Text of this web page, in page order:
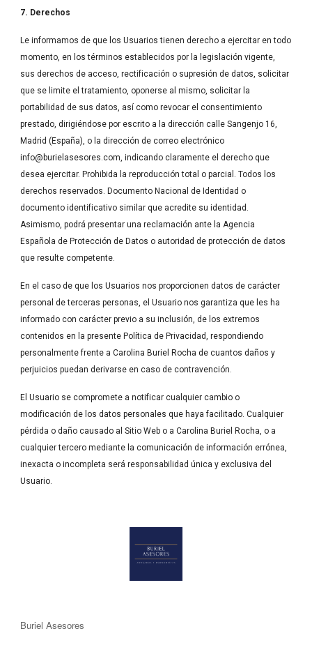
7. Derechos
Le informamos de que los Usuarios tienen derecho a ejercitar en todo
momento, en los términos establecidos por la legislación vigente,
sus derechos de acceso, rectificación o supresión de datos, solicitar
que se limite el tratamiento, oponerse al mismo, solicitar la
portabilidad de sus datos, así como revocar el consentimiento
prestado, dirigiéndose por escrito a la dirección calle Sangenjo 16,
Madrid (España), o la dirección de correo electrónico
info@burielasesores.com, indicando claramente el derecho que
desea ejercitar. Prohibida la reproducción total o parcial. Todos los
derechos reservados. Documento Nacional de Identidad o
documento identificativo similar que acredite su identidad.
Asimismo, podrá presentar una reclamación ante la Agencia
Española de Protección de Datos o autoridad de protección de datos
que resulte competente.
En el caso de que los Usuarios nos proporcionen datos de carácter
personal de terceras personas, el Usuario nos garantiza que les ha
informado con carácter previo a su inclusión, de los extremos
contenidos en la presente Política de Privacidad, respondiendo
personalmente frente a Carolina Buriel Rocha de cuantos daños y
perjuicios puedan derivarse en caso de contravención.
El Usuario se compromete a notificar cualquier cambio o
modificación de los datos personales que haya facilitado. Cualquier
pérdida o daño causado al Sitio Web o a Carolina Buriel Rocha, o a
cualquier tercero mediante la comunicación de información errónea,
inexacta o incompleta será responsabilidad única y exclusiva del
Usuario.
Buriel Asesores